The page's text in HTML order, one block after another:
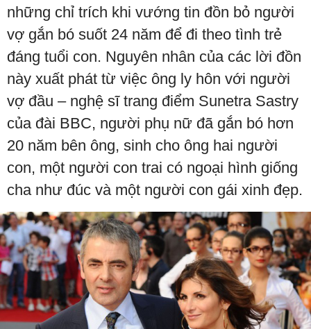
những chỉ trích khi vướng tin đồn bỏ người
vợ gắn bó suốt 24 năm để đi theo tình trẻ
đáng tuổi con. Nguyên nhân của các lời đồn
này xuất phát từ việc ông ly hôn với người
vợ đầu – nghệ sĩ trang điểm Sunetra Sastry
của đài BBC, người phụ nữ đã gắn bó hơn
20 năm bên ông, sinh cho ông hai người
con, một người con trai có ngoại hình giống
cha như đúc và một người con gái xinh đẹp.